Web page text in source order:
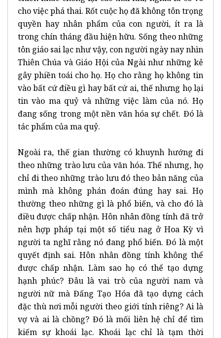
cho việc phá thai. Rốt cuộc họ đã không tôn trọng
quyền hay nhân phẩm của con người, ít ra là
trong chín tháng đầu hiện hữu. Sống theo những
tôn giáo sai lạc như vậy, con người ngày nay nhìn
Thiên Chúa và Giáo Hội của Ngài như những kẻ
gây phiền toái cho họ. Họ cho rằng họ không tin
vào bất cứ điều gì hay bất cứ ai, thế nhưng họ lại
tin vào ma quỷ và những việc làm của nó. Họ
đang sống trong một nền văn hóa sự chết. Đó là
tác phẩm của ma quỷ.
Ngoài ra, thế gian thường có khuynh hướng đi
theo những trào lưu của văn hóa. Thế nhưng, họ
chỉ đi theo những trào lưu đó theo bản năng của
mình mà không phán đoán đúng hay sai. Họ
thường theo những gì là phổ biến, và cho đó là
điều được chấp nhận. Hôn nhân đồng tính đã trở
nên hợp pháp tại một số tiểu nag ở Hoa Kỳ vì
người ta nghĩ rằng nó đang phổ biến. Đó là một
quyết định sai. Hôn nhân đồng tính không thể
được chấp nhận. Làm sao họ có thể tạo dựng
hạnh phúc? Đâu là vai trò của người nam và
người nữ mà Đấng Tạo Hóa đã tạo dựng cách
đặc thù nơi mỗi người theo giới tính riêng? Ai là
vợ và ai là chồng? Đó là mối liên hệ chỉ để tìm
kiếm sự khoái lạc. Khoái lạc chỉ là tạm thời